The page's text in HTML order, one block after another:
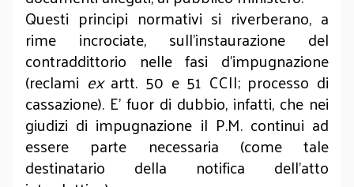
Questi principi normativi si riverberano, a
rime incrociate, sull’instaurazione del
contraddittorio nelle fasi d’impugnazione
(reclami exartt. 50 e 51 CCII; processo di
cassazione). E’ fuor di dubbio, infatti, che nei
giudizi di impugnazione il P.M. continui ad
essere parte necessaria (come tale
destinatario della notifica dell’atto